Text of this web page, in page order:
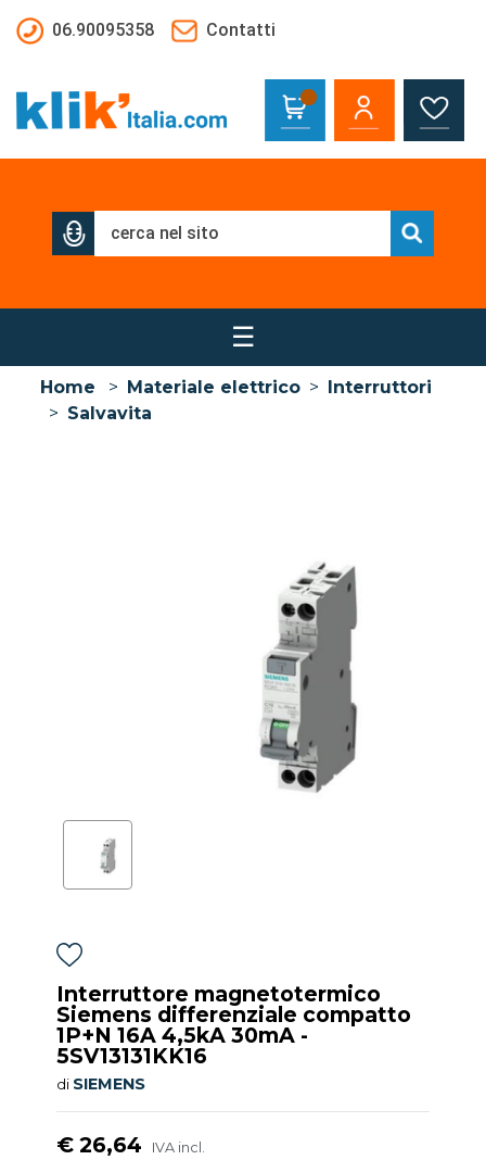
06.90095358
Contatti
☰
Home > Materiale elettrico > Interruttori
> Salvavita
Interruttore magnetotermico
Siemens differenziale compatto
1P+N 16A 4,5kA 30mA -
5SV13131KK16
di SIEMENS
€ 26,64 IVA incl.